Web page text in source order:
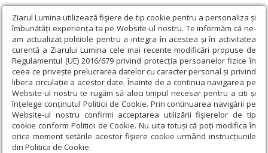
Ziarul Lumina utilizează fişiere de tip cookie pentru a personaliza și
îmbunătăți experiența ta pe Website-ul nostru. Te informăm că ne-
am actualizat politicile pentru a integra în acestea și în activitatea
curentă a Ziarului Lumina cele mai recente modificări propuse de
Regulamentul (UE) 2016/679 privind protecția persoanelor fizice în
ceea ce privește prelucrarea datelor cu caracter personal și privind
libera circulație a acestor date. Înainte de a continua navigarea pe
Website-ul nostru te rugăm să aloci timpul necesar pentru a citi și
înțelege conținutul Politicii de Cookie. Prin continuarea navigării pe
Website-ul nostru confirmi acceptarea utilizării fişierelor de tip
cookie conform Politicii de Cookie. Nu uita totuși că poți modifica în
orice moment setările acestor fişiere cookie urmând instrucțiunile
din Politica de Cookie.
Ziarul Lumina › Opinii › Repere și idei › Ocara de sine nu
miroase a bine
Ocara de sine nu miroase a bine